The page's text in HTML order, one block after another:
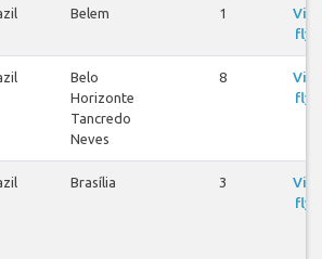
Belem 1
Visa
flyg
Belo
Horizonte
Tancredo
Neves
8
Visa
flyg
Brasília 3
Visa
flyg